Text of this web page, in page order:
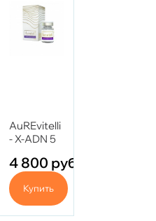
AuREvitelli
- X-ADN 5
4 800 руб.
Купить